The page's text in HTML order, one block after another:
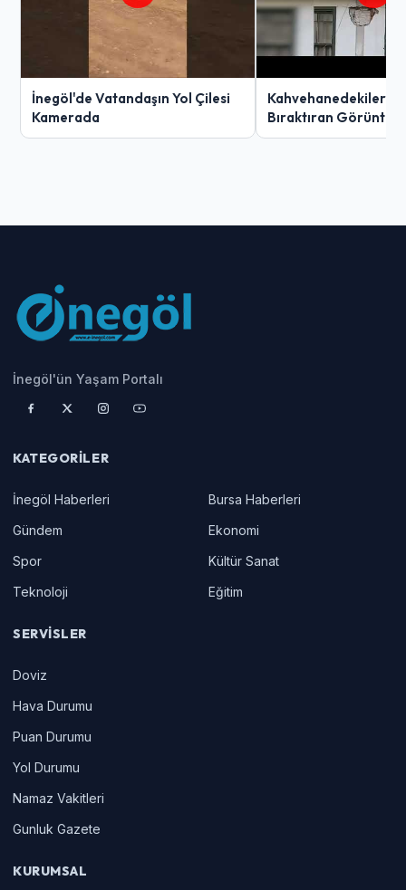
İnegöl'de Vatandaşın Yol Çilesi
Kamerada
Kahvehanedekiler
Bıraktıran Görüntü!
İnegöl'ün Yaşam Portalı
KATEGORILER
İnegöl Haberleri
Bursa Haberleri
Gündem
Ekonomi
Spor
Kültür Sanat
Teknoloji
Eğitim
SERVISLER
Doviz
Hava Durumu
Puan Durumu
Yol Durumu
Namaz Vakitleri
Gunluk Gazete
KURUMSAL